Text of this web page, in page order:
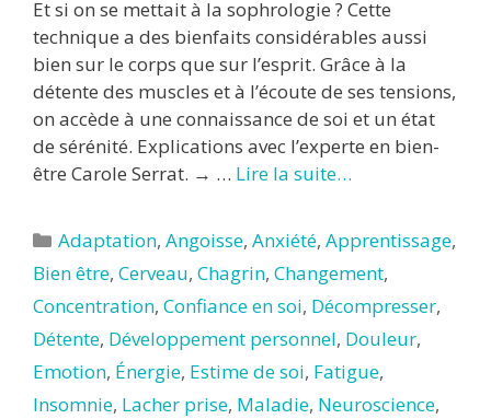
Et si on se mettait à la sophrologie ? Cette
technique a des bienfaits considérables aussi
bien sur le corps que sur l’esprit. Grâce à la
détente des muscles et à l’écoute de ses tensions,
on accède à une connaissance de soi et un état
de sérénité. Explications avec l’experte en bien-
être Carole Serrat. → … Lire la suite…
Catégories
Adaptation,Angoisse,Anxiété,Apprentissage,
Bien être, Cerveau, Chagrin, Changement,
Concentration, Confiance en soi, Décompresser,
Détente, Développement personnel, Douleur,
Emotion, Énergie, Estime de soi, Fatigue,
Insomnie, Lacher prise, Maladie, Neuroscience,